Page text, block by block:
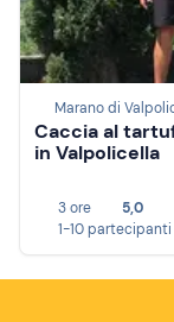
Marano di
Caccia al
in Valpolicella
3 ore
5,0
1-10 partecipanti